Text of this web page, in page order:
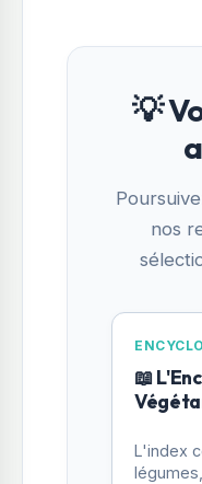
💡
nos
📖
L'index